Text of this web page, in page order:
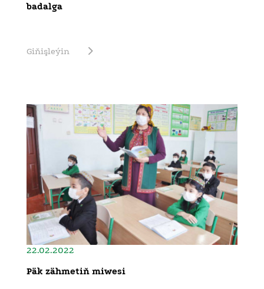
badalga
Giňişleýin
22.02.2022
Päk zähmetiň miwesi